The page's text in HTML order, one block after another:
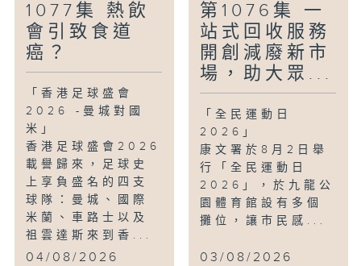
1077集 熱飲
會引致食道
癌？
「香港足球盛會
2026 -曼城對國
米」
香港足球盛會2026
載譽歸來，足球史
上享負盛名的四支
球隊：曼城、國際
米蘭、車路士以及
祖雲達斯來到香...
04/08/2026
第1076集 一
站式回收服務
開創減廢新市
場，助大眾...
「全民運動日
2026」
康文署於8月2日舉
行「全民運動日
2026」，於九龍公
園體育館設有多個
攤位，讓市民感...
03/08/2026